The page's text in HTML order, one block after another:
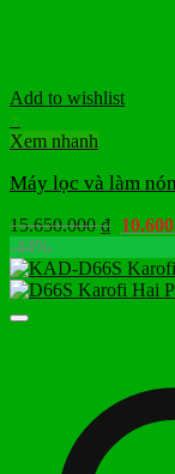
Add to wishlist
+
Xem nhanh
Máy lọc và làm
15.650.000₫ Giá
là:
-44%